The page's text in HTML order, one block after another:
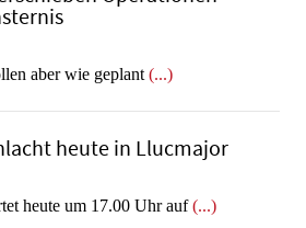
aber wie geplant (...)
heute in Llucmajor
heute um 17.00 Uhr auf(...)